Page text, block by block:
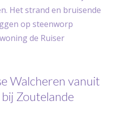
Het strand en bruisende
op steenworp
de Ruiser
Walcheren vanuit
Zoutelande